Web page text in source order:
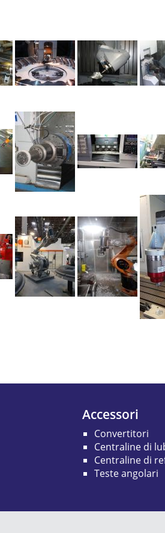
Accessori
Convertitori
Centraline di
Centraline di
Teste angolari